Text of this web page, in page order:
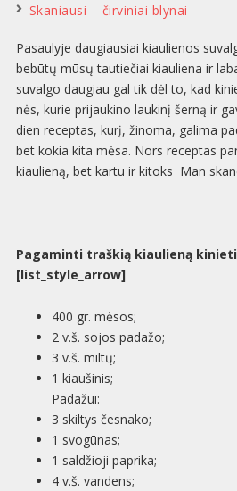
Skaniausi – čirviniai blynai
Pasaulyje dau­giau­siai kiau­lie­nos
bebūtų mūsų tautiečiai kiauliena ir
suvalgo daugiau gal tik dėl to, kad
nės, kurie pri­jau­kino lau­kinį šerną ir
dien recep­tas, kurį, žinoma, galima
bet kokia kita mėsa. Nors recep­tas
kiau­lieną, bet kartu ir kitoks Man
Pagaminti traškią kiaulieną
[list_style_arrow]
400 gr. mėsos;
2 v.š. sojos padažo;
3 v.š. miltų;
1 kiau­ši­nis;
Padažui:
3 skil­tys česnako;
1 svo­gū­nas;
1 sal­džioji paprika;
4 v.š. vandens;